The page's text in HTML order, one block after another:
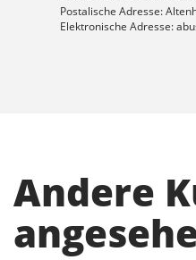
Postalische Adresse:
Elektronische Adresse:
Andere